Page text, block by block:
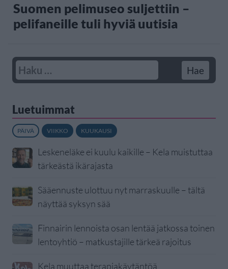
Suomen pelimuseo suljettiin –
pelifaneille tuli hyviä uutisia
Luetuimmat
PÄIVÄ VIIKKO KUUKAUSI
Leskeneläke ei kuulu kaikille – Kela muistuttaa
tärkeästä ikärajasta
Sääennuste ulottuu nyt marraskuulle – tältä
näyttää syksyn sää
Finnairin lennoista osan lentää jatkossa toinen
lentoyhtiö – matkustajille tärkeä rajoitus
Kela muuttaa terapiakäytäntöä